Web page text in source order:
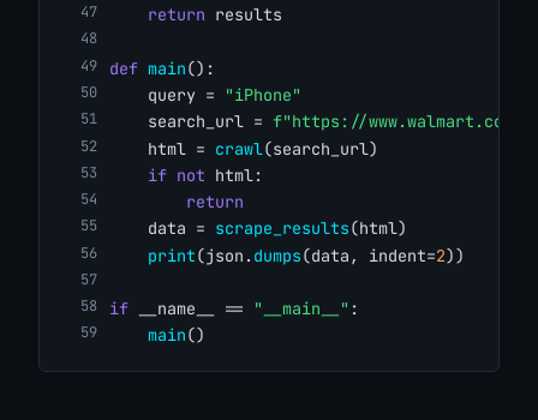
return results
def main():
    query =
"iPhone"
    search_url =
f"https://www.walmart.com/
    html =
crawl(search_url)
if not html:
return
    data =
scrape_results(html)
print(json. dumps(data, indent=2))
if __name__ == "__main__" :
main()